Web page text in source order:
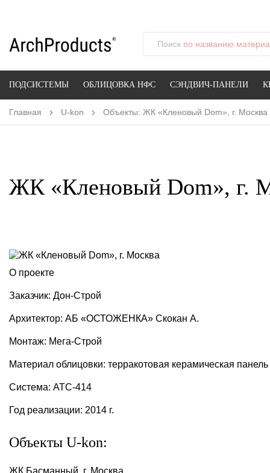
Поиск по названию
ПОДСИСТЕМЫ ОБЛИЦОВКА НФС СЭНДВИЧ-ПАНЕЛИ
Главная U-kon Объекты: ЖК «Кленовый Dom», г. Москва
ЖК «Кленовый Dom», г.
О проекте
Заказчик: Дон-Строй
Архитектор: АБ «ОСТОЖЕНКА» Скокан А.
Монтаж: Мега-Строй
Материал облицовки: терракотовая керамическая
Система: АТС-414
Год реализации: 2014 г.
Объекты U-kon: